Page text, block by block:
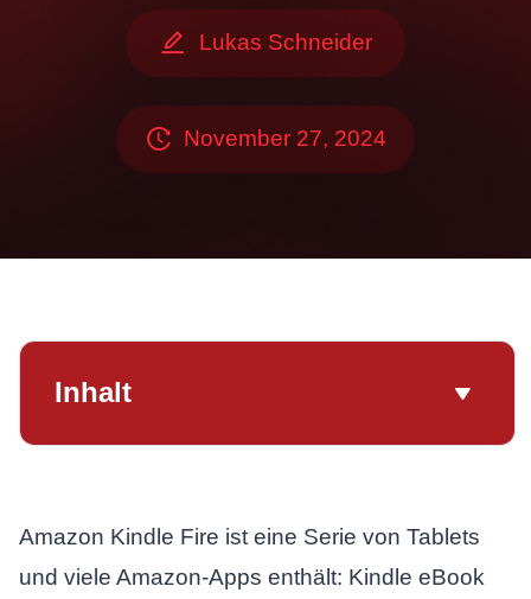
Lukas Schneider
November 27, 2024
Inhalt
Amazon Kindle Fire ist eine Serie von Tablets
und viele Amazon-Apps enthält: Kindle eBook